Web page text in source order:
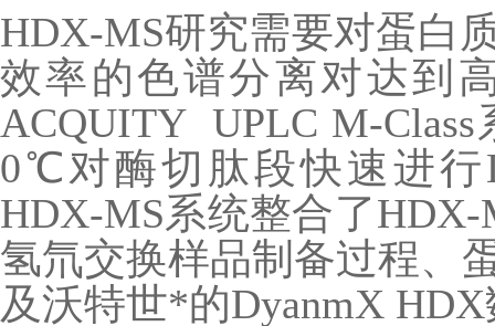
HDX-MS研究需要对蛋白
效率的色谱分离对达到
ACQUITY UPLC M-
0℃对酶切肽段快速进行
HDX-MS系统整合了
氢氘交换样品制备过程、
及沃特世*的DyanmX